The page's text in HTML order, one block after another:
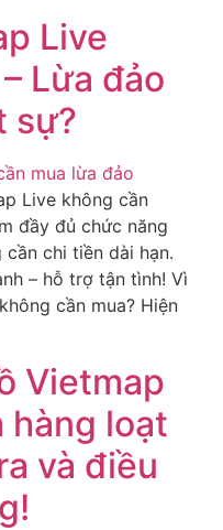
Live
Lừa đảo
sự?
Live không cần
đầy đủ chức năng
chi tiền dài hạn.
– hỗ trợ tận tình! Vì
cần mua? Hiện
Vietmap
hàng loạt
và điều